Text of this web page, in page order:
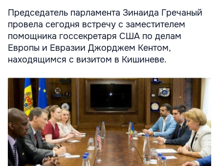
Председатель парламента Зинаида Гречаный
провела сегодня встречу с заместителем
помощника госсекретаря США по делам
Европы и Евразии Джорджем Кентом,
находящимся с визитом в Кишиневе.